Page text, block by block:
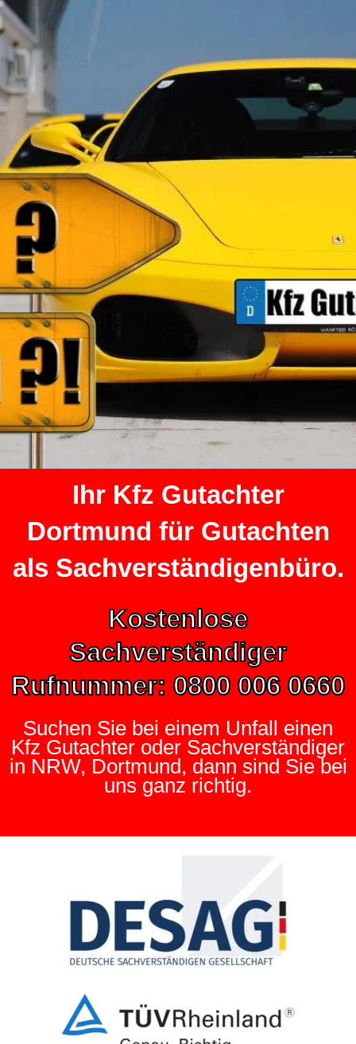
Ihr Kfz Gutachter
Dortmund für Gutachten
als Sachverständigenbüro.
Kostenlose
Sachverständiger
Rufnummer: 0800 006 0660
Suchen Sie bei einem Unfall einen
Kfz Gutachter oder Sachverständiger
in NRW, Dortmund, dann sind Sie bei
uns ganz richtig.